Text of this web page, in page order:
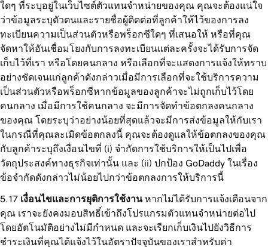
ใดๆ ที่ระบุอยู่ในเว็บไซต์ตัวแทนจำหน่ายของคุณ คุณจะต้องแน่ใจ
ว่าข้อมูลระบุตัวตนและรายชื่อผู้ติดต่อที่ลูกค้าให้ไว้ของการลง
ทะเบียนความเป็นส่วนตัวหรือพร็อกซีใดๆ ที่เสนอให้ หรือที่คุณ
จัดหาให้อันเชื่อมโยงกับการลงทะเบียนแต่ละครั้งจะได้รับการจัด
เก็บไว้ที่เรา หรือโดยคนกลาง หรือเลือกที่จะแสดงการแจ้งให้ทราบ
อย่างชัดเจนแก่ลูกค้าดังกล่าวเมื่อมีการเลือกที่จะใช้บริการความ
เป็นส่วนตัวหรือพร็อกซีหากข้อมูลของลูกค้าจะไม่ถูกเก็บไว้โดย
คนกลาง เมื่อมีการใช้คนกลาง จะมีการจัดทำข้อตกลงคนกลาง
ของคุณ โดยระบุว่าอย่างน้อยที่สุดแล้วจะมีการส่งข้อมูลให้กับเรา
ในกรณีที่คุณละเมิดข้อตกลงนี้ คุณจะต้องดูแลให้ข้อตกลงของคุณ
กับลูกค้าระบุถึงเงื่อนไขที่ (i) จำกัดการใช้บริการให้เป็นไปเพื่อ
วัตถุประสงค์ทางธุรกิจเท่านั้น และ (ii) ปกป้อง GoDaddy ในเรื่อง
ข้อจำกัดดังกล่าวไม่น้อยไปกว่าข้อตกลงการให้บริการนี้
เงื่อนไขและการยุติการใช้งานหากไม่ได้รับการแจ้งเตือนจาก
คุณ เราจะยังคงมอบสิทธิ์เข้าถึงโปรแกรมตัวแทนจำหน่ายต่อไป
โดยอัตโนมัติอย่างไม่มีกำหนด และจะเรียกเก็บเงินไปยังวิธีการ
ชำระเงินที่คุณได้แจ้งไว้ในอัตราปัจจุบันของเราสำหรับค่า